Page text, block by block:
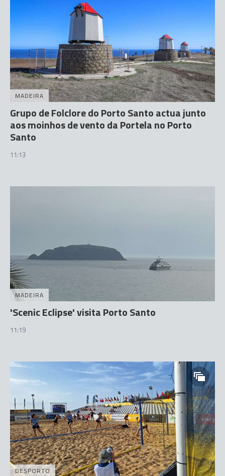
MADEIRA
Grupo de Folclore do Porto Santo actua junto
aos moinhos de vento da Portela no Porto
Santo
11:13
MADEIRA
'Scenic Eclipse' visita Porto Santo
11:19
DESPORTO